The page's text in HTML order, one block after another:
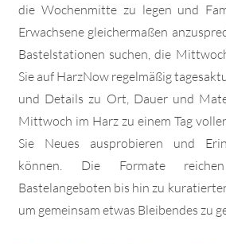
die Wochenmitte zu legen und
Erwachsene gleichermaßen
Bastelstationen suchen, die
Sie auf HarzNow regelmäßig
und Details zu Ort, Dauer und
Mittwoch im Harz zu einem Tag
Sie Neues ausprobieren und
können. Die Formate
Bastelangeboten bis hin zu
um gemeinsam etwas Bleibendes zu